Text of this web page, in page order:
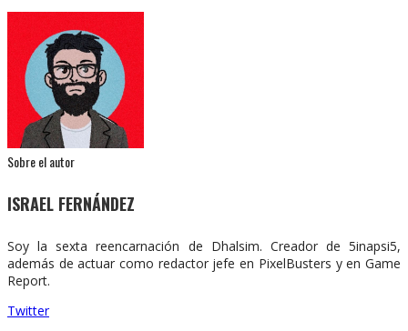
Sobre el autor
ISRAEL FERNÁNDEZ
Soy la sexta reencarnación de Dhalsim. Creador de 5inapsi5,
además de actuar como redactor jefe en PixelBusters y en Game
Report.
Twitter